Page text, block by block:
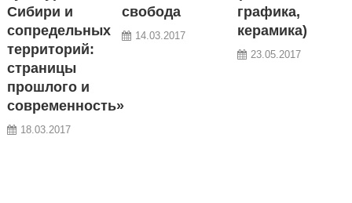
Сибири и
сопредельных
территорий:
страницы
прошлого и
современность»
18.03.2017
свобода
14.03.2017
графика,
керамика)
23.05.2017